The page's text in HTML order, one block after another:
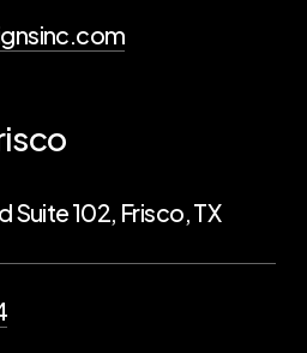
Suite 102, Frisco, TX